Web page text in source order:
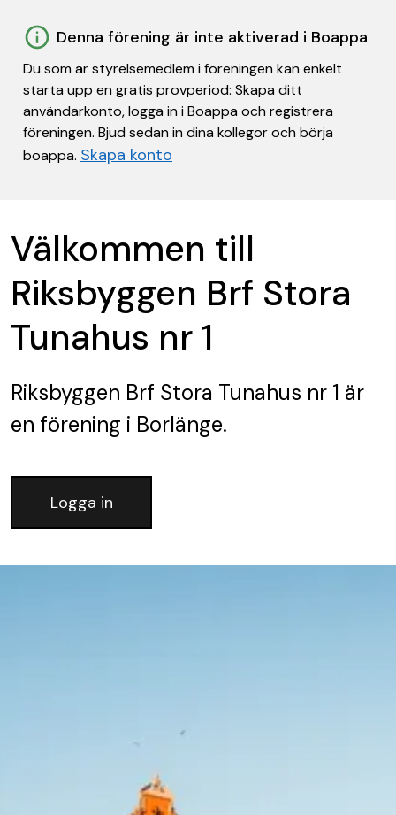
Denna förening är inte aktiverad i Boappa
Du som är styrelsemedlem i föreningen kan enkelt
starta upp en gratis provperiod: Skapa ditt
användarkonto, logga in i Boappa och registrera
föreningen. Bjud sedan in dina kollegor och börja
boappa. Skapa konto
Välkommen till
Riksbyggen Brf Stora
Tunahus nr 1
Riksbyggen Brf Stora Tunahus nr 1 är
en förening i Borlänge.
Logga in